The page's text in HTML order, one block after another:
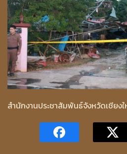
สำนักงานประชาสัมพันธ์จังหวัดเชียง